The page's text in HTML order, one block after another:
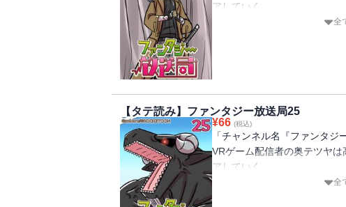
アしていく。
そこへ突然、女神から多額の
ルフの女の子と出会うが・・
仲間が増えたり、騎士団やら
果たして無事異世界を救うこ
全
【タテ読み】ファンタジー放送局25
¥66 (税込)
「チャンネル名『ファンタジ
VRゲーム配信者の奥テツヤ
アしていく。
そこへ突然、女神から多額の
全